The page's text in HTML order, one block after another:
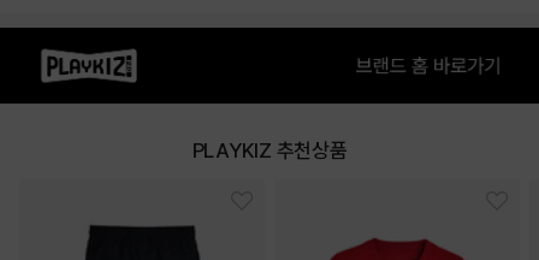
PLAYKIZ 추천상품